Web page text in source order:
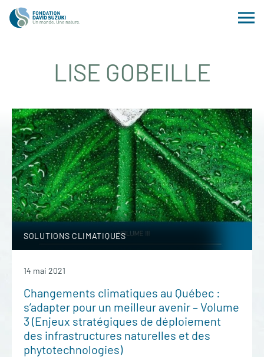
LISE GOBEILLE
SOLUTIONS CLIMATIQUES
14 mai 2021
Changements climatiques au Québec :
s’adapter pour un meilleur avenir – Volume
3 (Enjeux stratégiques de déploiement
des infrastructures naturelles et des
phytotechnologies)